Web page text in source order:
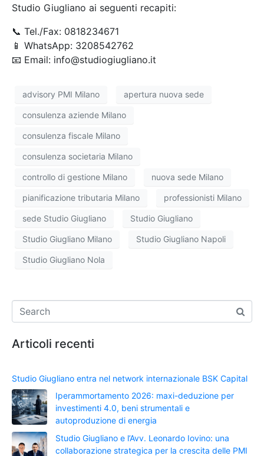
Studio Giugliano ai seguenti recapiti:
📞 Tel./Fax: 0818234671
📱 WhatsApp: 3208542762
📧 Email: info@studiogiugliano.it
advisory PMI Milano apertura nuova sede
consulenza aziende Milano
consulenza fiscale Milano
consulenza societaria Milano
controllo di gestione Milano nuova sede Milano
pianificazione tributaria Milano professionisti Milano
sede Studio Giugliano Studio Giugliano
Studio Giugliano Milano Studio Giugliano Napoli
Studio Giugliano Nola
Articoli recenti
Studio Giugliano entra nel network internazionale BSK Capital
Iperammortamento 2026: maxi-deduzione per
investimenti 4.0, beni strumentali e
autoproduzione di energia
Studio Giugliano e l’Avv. Leonardo Iovino: una
collaborazione strategica per la crescita delle PMI